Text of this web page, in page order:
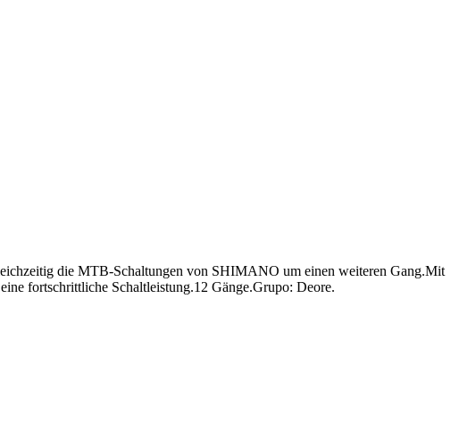
die MTB-Schaltungen von SHIMANO um einen weiteren Gang.Mit
fortschrittliche Schaltleistung.12 Gänge.Grupo: Deore.